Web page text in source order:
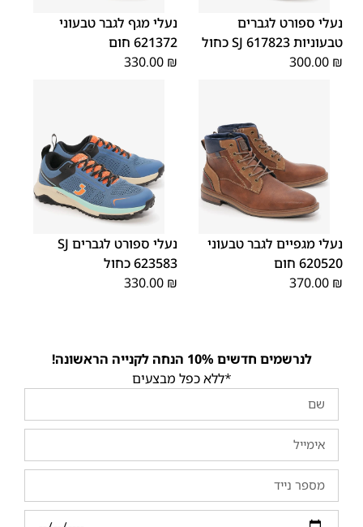
נעלי ספורט לגברים
טבעוניות 617823 SJ כחול
300.00 ₪
נעלי מגף לגבר טבעוני
621372 חום
330.00 ₪
נעלי מגפיים לגבר טבעוני
620520 חום
370.00 ₪
נעלי ספורט לגברים SJ
623583 כחול
330.00 ₪
לנרשמים חדשים 10% הנחה לקנייה הראשונה!
*ללא כפל מבצעים